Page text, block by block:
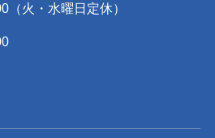
火・水曜日定休）